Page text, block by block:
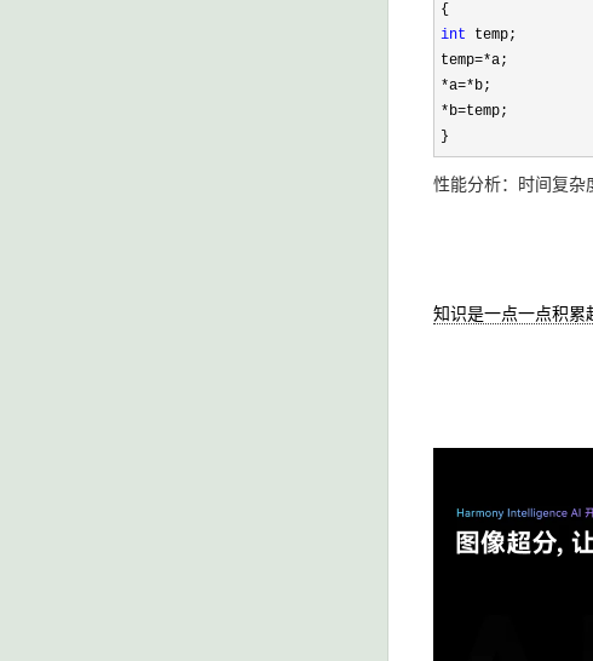
{
int temp;
temp=*a;
*a=*b;
*b=temp;
}
性能分析：时间复杂
知识是一点一